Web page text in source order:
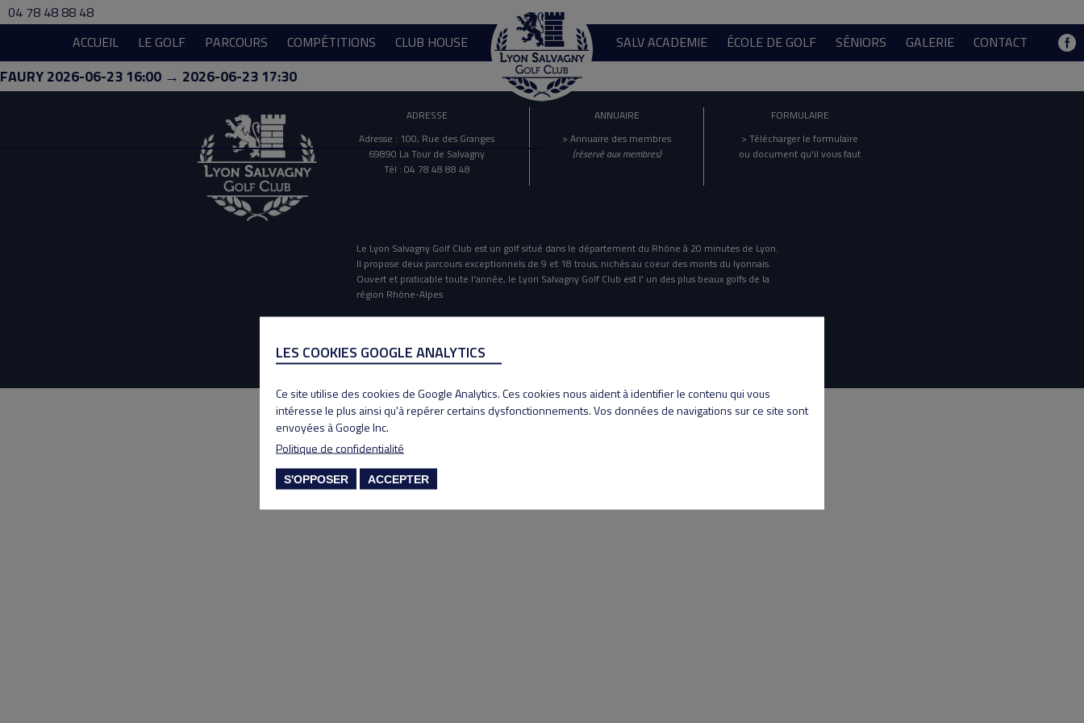
04 78 48 88 48
ACCUEIL
LE GOLF PARCOURS COMPÉTITIONS CLUB HOUSE SALV ACADEMIE ÉCOLE DE GOLF SÉNIORS GALERIE CONTACT
FAURY 2026-06-23 16:00 → 2026-06-23 17:30
ADRESSE
Adresse : 100, Rue des Granges
69890 La Tour de Salvagny
Tél : 04 78 48 88 48
ANNUAIRE
> Annuaire des membres
(réservé aux membres)
FORMULAIRE
> Télécharger le formulaire
ou document qu'il vous faut
Le Lyon Salvagny Golf Club est un golf situé dans le département du Rhône à 20 minutes de Lyon.
Il propose deux parcours exceptionnels de 9 et 18 trous, nichés au coeur des monts du lyonnais.
Ouvert et praticable toute l'année, le Lyon Salvagny Golf Club est l' un des plus beaux golfs de la
région Rhône-Alpes
Copyright 2020 Lyon Salvagny golf club
LES COOKIES GOOGLE ANALYTICS
Ce site utilise des cookies de Google Analytics. Ces cookies nous aident à identifier le contenu qui vous
intéresse le plus ainsi qu'à repérer certains dysfonctionnements. Vos données de navigations sur ce site sont
envoyées à Google Inc.
Politique de confidentialité
S'OPPOSER ACCEPTER